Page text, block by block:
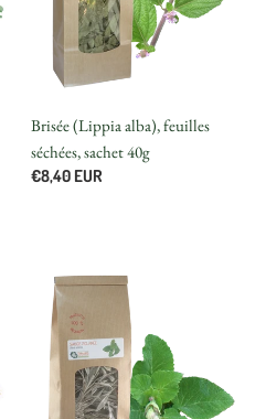
sachet
Brisée (Lippia alba), feuilles
séchées, sachet 40g
Prix
€8,40 EUR
Sauge
sclarée
(Salvia
sclarea
feuilles